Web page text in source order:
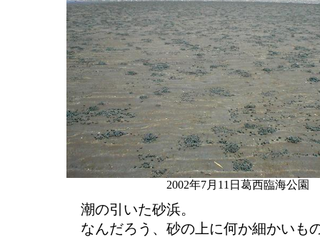
2002年7月11日葛西臨海公園
潮の引いた砂浜。
なんだろう、砂の上に何か細かいも